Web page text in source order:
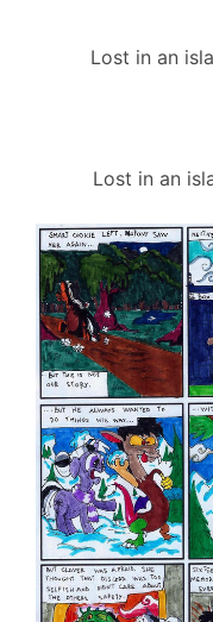
Lost in an
Lost in an